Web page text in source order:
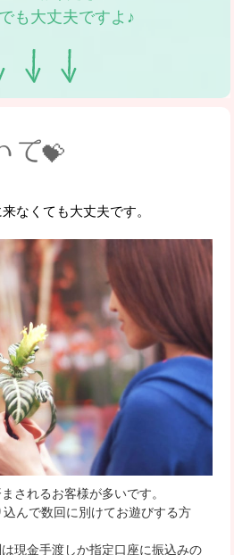
も大丈夫ですよ♪
💝
なくても大丈夫です。
されるお客様が多いです。
んで数回に別けてお遊びする方
現金手渡しか指定口座に振込みの